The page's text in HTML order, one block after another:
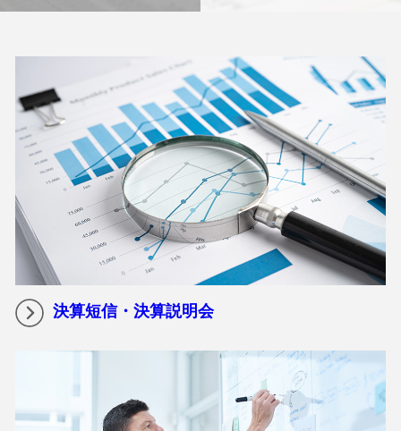
決算短信・決算説明会